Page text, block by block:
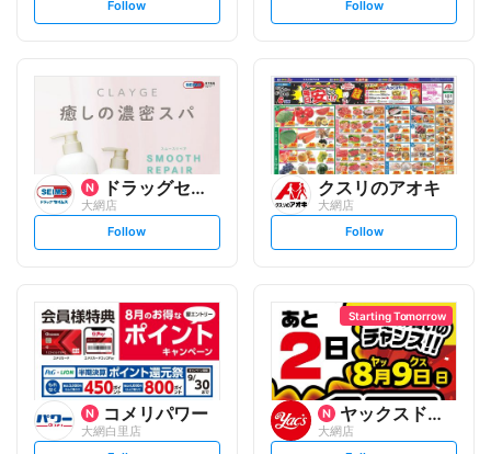
s
t
l
o
w
Follow
s
t
l
o
w
Follow
ドラッグセイムス
大網店
s
t
o
w
Follow
クスリのアオキ
大網店
s
t
l
o
w
Follow
コメリパワー
大網白里店
Starting Tomorrow
ヤックスドラッグ
大網店